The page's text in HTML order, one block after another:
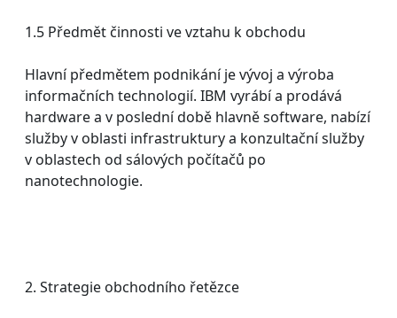
1.5 Předmět činnosti ve vztahu k obchodu
Hlavní předmětem podnikání je vývoj a výroba
informačních technologií. IBM vyrábí a prodává
hardware a v poslední době hlavně software, nabízí
služby v oblasti infrastruktury a konzultační služby
v oblastech od sálových počítačů po
nanotechnologie.
2. Strategie obchodního řetězce